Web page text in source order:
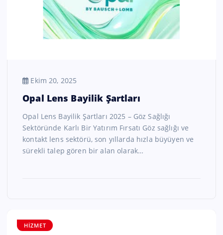
Ekim 20, 2025
Opal Lens Bayilik Şartları
Opal Lens Bayilik Şartları 2025 – Göz Sağlığı
Sektöründe Karlı Bir Yatırım Fırsatı Göz sağlığı ve
kontakt lens sektörü, son yıllarda hızla büyüyen ve
sürekli talep gören bir alan olarak…
HIZMET